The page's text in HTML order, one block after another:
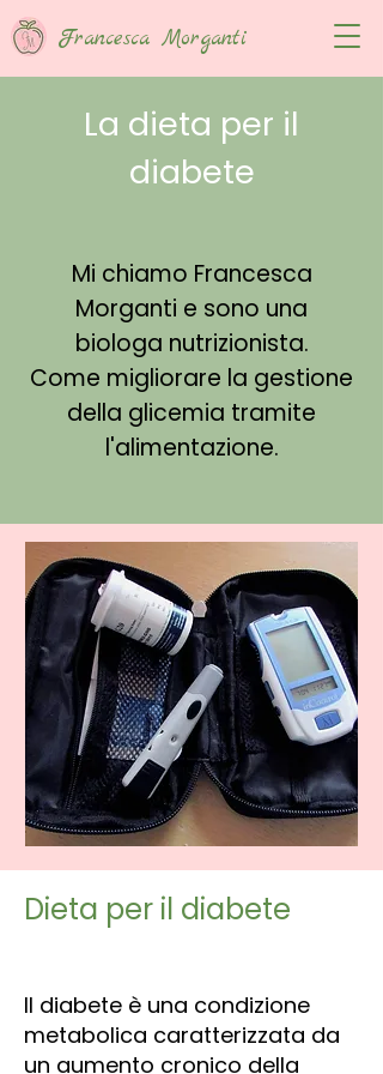
Francesca Morganti
La dieta per il
diabete
Mi chiamo Francesca
Morganti e sono una
biologa nutrizionista.
Come migliorare la gestione
della glicemia tramite
l'alimentazione.
Dieta per il diabete
Il diabete è una condizione
metabolica caratterizzata da
un aumento cronico della